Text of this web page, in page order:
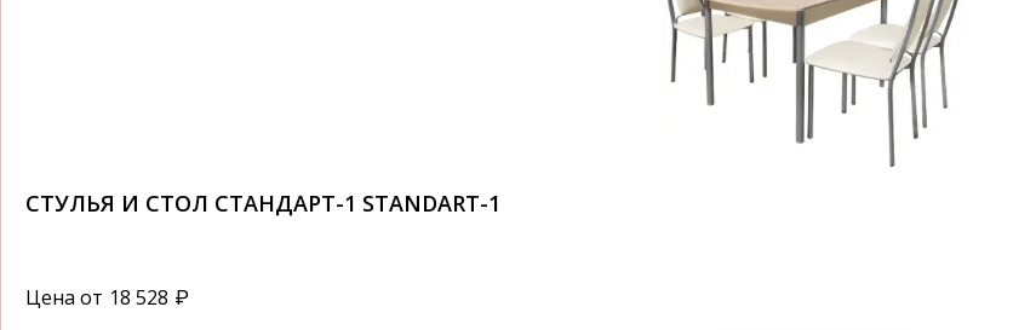
СТУЛЬЯ И СТОЛ СТАНДАРТ-1 STANDART-1
Цена от 18 528 ₽